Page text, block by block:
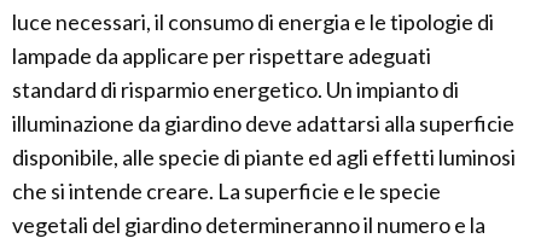
luce necessari, il consumo di energia e le tipologie di
lampade da applicare per rispettare adeguati
standard di risparmio energetico. Un impianto di
illuminazione da giardino deve adattarsi alla superficie
disponibile, alle specie di piante ed agli effetti luminosi
che si intende creare. La superficie e le specie
vegetali del giardino determineranno il numero e la